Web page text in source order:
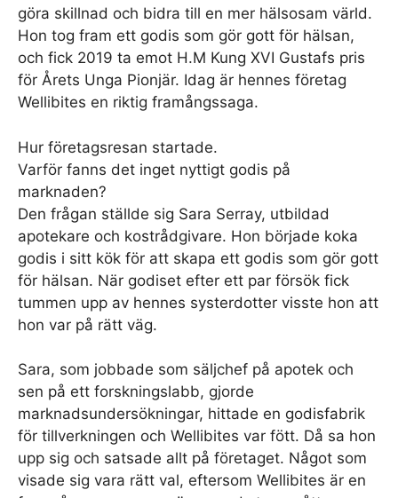
göra skillnad och bidra till en mer hälsosam värld.
Hon tog fram ett godis som gör gott för hälsan,
och fick 2019 ta emot H.M Kung XVI Gustafs pris
för Årets Unga Pionjär. Idag är hennes företag
Wellibites en riktig framångssaga.
Hur företagsresan startade.
Varför fanns det inget nyttigt godis på
marknaden?
Den frågan ställde sig Sara Serray, utbildad
apotekare och kostrådgivare. Hon började koka
godis i sitt kök för att skapa ett godis som gör gott
för hälsan. När godiset efter ett par försök fick
tummen upp av hennes systerdotter visste hon att
hon var på rätt väg.
Sara, som jobbade som säljchef på apotek och
sen på ett forskningslabb, gjorde
marknadsundersökningar, hittade en godisfabrik
för tillverkningen och Wellibites var fött. Då sa hon
upp sig och satsade allt på företaget. Något som
visade sig vara rätt val, eftersom Wellibites är en